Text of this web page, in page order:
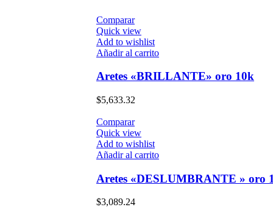
Comparar
Quick view
Add to wishlist
Añadir al carrito
Aretes «BRILLANTE» oro 10k
$5,633.32
Comparar
Quick view
Add to wishlist
Añadir al carrito
Aretes «DESLUMBRANTE » oro
$3,089.24